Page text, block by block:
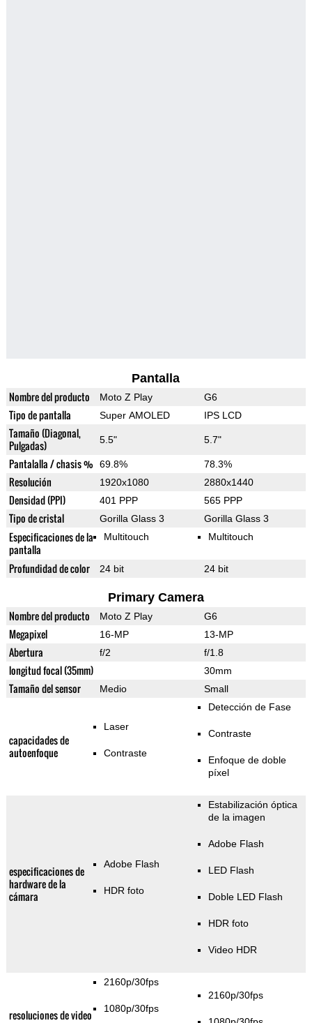
Pantalla
Nombre del producto Moto Z Play G6
Tipo de pantalla Super AMOLED IPS LCD
Tamaño (Diagonal,
Pulgadas)
5.5" 5.7"
Pantalalla / chasis % 69.8% 78.3%
Resolución 1920x1080 2880x1440
Densidad (PPI) 401 PPP 565 PPP
Tipo de cristal Gorilla Glass 3 Gorilla Glass 3
Especificaciones de la
pantalla
Multitouch Multitouch
Profundidad de color 24 bit 24 bit
Primary Camera
Nombre del producto Moto Z Play G6
Megapixel 16-MP 13-MP
Abertura f/2 f/1.8
longitud focal (35mm) 30mm
Tamaño del sensor Medio Small
capacidades de
autoenfoque
Laser
Contraste
Detección de Fase
Contraste
Enfoque de doble
píxel
especificaciones de
hardware de la
cámara
Adobe Flash
HDR foto
Estabilización óptica
de la imagen
Adobe Flash
LED Flash
Doble LED Flash
HDR foto
Video HDR
resoluciones de video
2160p/30fps
1080p/30fps
2160p/30fps